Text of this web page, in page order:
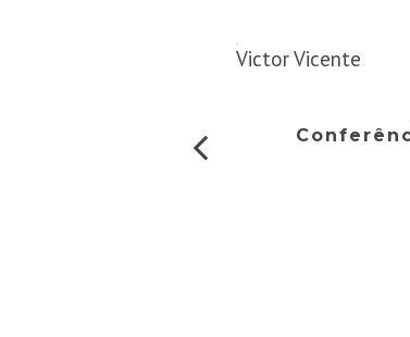
Victor Vicente